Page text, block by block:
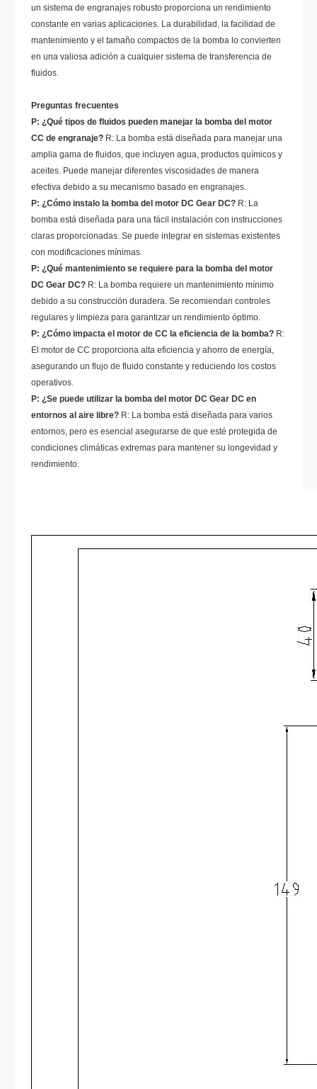
un sistema de engranajes robusto proporciona un rendimiento
constante en varias aplicaciones. La durabilidad, la facilidad de
mantenimiento y el tamaño compactos de la bomba lo convierten
en una valiosa adición a cualquier sistema de transferencia de
fluidos.
Preguntas frecuentes
P: ¿Qué tipos de fluidos pueden manejar la bomba del motor
CC de engranaje? R: La bomba está diseñada para manejar una
amplia gama de fluidos, que incluyen agua, productos químicos y
aceites. Puede manejar diferentes viscosidades de manera
efectiva debido a su mecanismo basado en engranajes.
P: ¿Cómo instalo la bomba del motor DC Gear DC? R: La
bomba está diseñada para una fácil instalación con instrucciones
claras proporcionadas. Se puede integrar en sistemas existentes
con modificaciones mínimas.
P: ¿Qué mantenimiento se requiere para la bomba del motor
DC Gear DC? R: La bomba requiere un mantenimiento mínimo
debido a su construcción duradera. Se recomiendan controles
regulares y limpieza para garantizar un rendimiento óptimo.
P: ¿Cómo impacta el motor de CC la eficiencia de la bomba? R:
El motor de CC proporciona alta eficiencia y ahorro de energía,
asegurando un flujo de fluido constante y reduciendo los costos
operativos.
P: ¿Se puede utilizar la bomba del motor DC Gear DC en
entornos al aire libre? R: La bomba está diseñada para varios
entornos, pero es esencial asegurarse de que esté protegida de
condiciones climáticas extremas para mantener su longevidad y
rendimiento.